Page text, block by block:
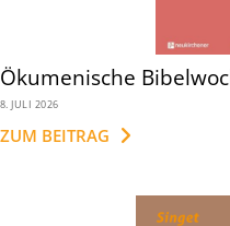
Ökumenische
8. JULI 2026
ZUM BEITRAG